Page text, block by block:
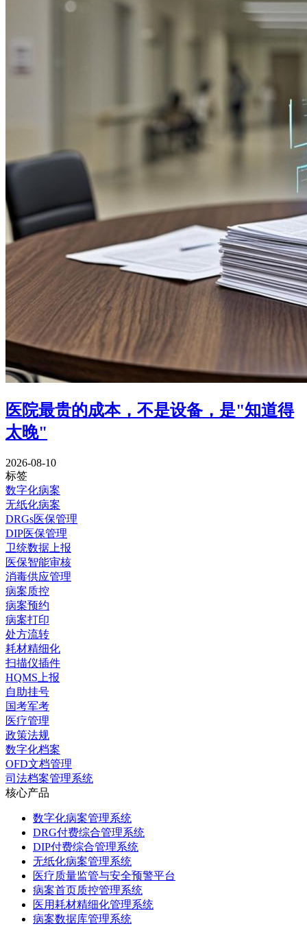
医院最贵的成本，不是设备，是"知道得
太晚"
2026-08-10
标签
数字化病案
无纸化病案
DRGs医保管理
DIP医保管理
卫统数据上报
医保智能审核
消毒供应管理
病案质控
病案预约
病案打印
处方流转
耗材精细化
扫描仪插件
HQMS上报
自助挂号
国考军考
医疗管理
政策法规
数字化档案
OFD文档管理
司法档案管理系统
核心产品
数字化病案管理系统
DRG付费综合管理系统
DIP付费综合管理系统
无纸化病案管理系统
医疗质量监管与安全预警平台
病案首页质控管理系统
医用耗材精细化管理系统
病案数据库管理系统